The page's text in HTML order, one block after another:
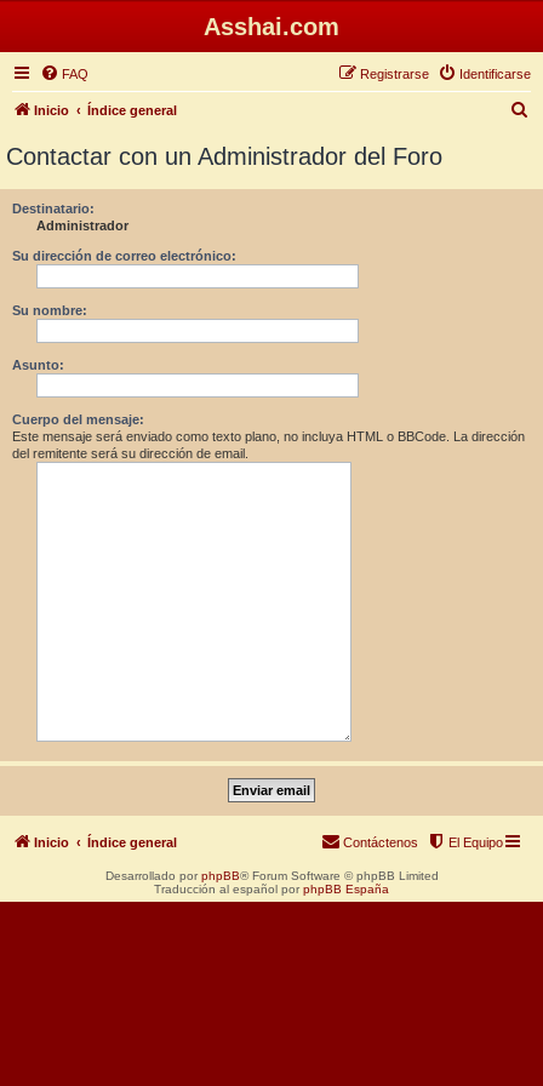
Asshai.com
FAQ Identificarse
Registrarse
Inicio Índice general
Contactar con un Administrador del Foro
Destinatario:
Administrador
Su dirección de correo electrónico:
Su nombre:
Asunto:
Cuerpo del mensaje:
Este mensaje será enviado como texto plano, no incluya HTML o BBCode. La dirección
del remitente será su dirección de email.
Inicio Índice general El Equipo
Contáctenos
Desarrollado por phpBB® Forum Software © phpBB Limited
Traducción al español por phpBB España